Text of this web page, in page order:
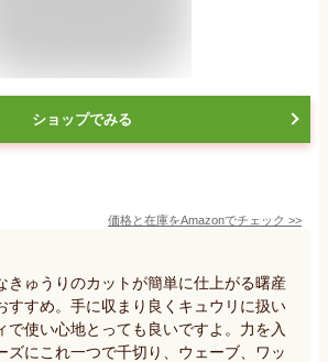
ショップでみる
価格と在庫をAmazonでチェック >>
きゅうりのカットが簡単に仕上がる曙産
すすめ。手に収まり良くキュウリに扱い
で使い心地とっても良いですよ。力を入
ズにこれ一つで千切り、ウェーブ、ワッ